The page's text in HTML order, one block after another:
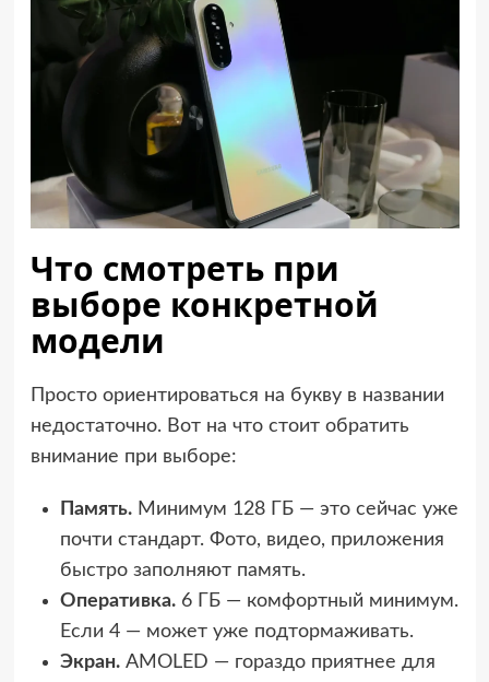
Что смотреть при
выборе конкретной
модели
Просто ориентироваться на букву в названии
недостаточно. Вот на что стоит обратить
внимание при выборе:
Память.Минимум 128 ГБ — это сейчас уже
почти стандарт. Фото, видео, приложения
быстро заполняют память.
Оперативка.6 ГБ — комфортный минимум.
Если 4 — может уже подтормаживать.
Экран.AMOLED — гораздо приятнее для